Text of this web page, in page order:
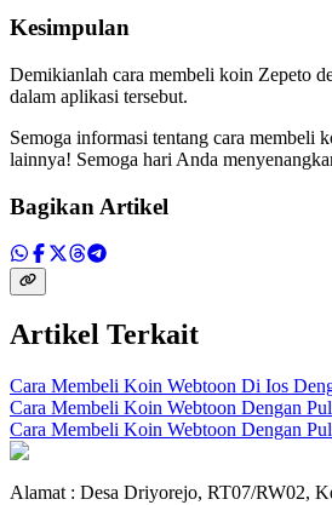
Kesimpulan
Demikianlah cara membeli koin Zepeto
dalam aplikasi tersebut.
Semoga informasi tentang cara membeli
lainnya! Semoga hari Anda
Bagikan Artikel
Artikel Terkait
Cara Membeli Koin Webtoon Di Ios
Cara Membeli Koin Webtoon Dengan
Cara Membeli Koin Webtoon Dengan
Alamat : Desa Driyorejo, RT07/RW02,